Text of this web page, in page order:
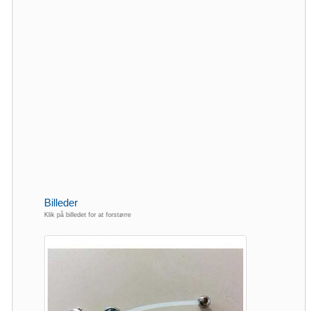
Billeder
Klik på billedet for at forstørre